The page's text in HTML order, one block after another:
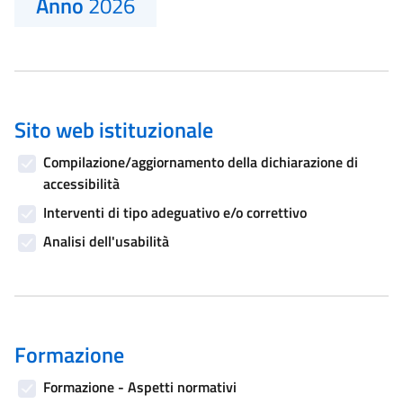
Sito web istituzionale
Compilazione/aggiornamento della dichiarazione di
accessibilità
Interventi di tipo adeguativo e/o correttivo
Analisi dell'usabilità
Formazione
Formazione - Aspetti normativi